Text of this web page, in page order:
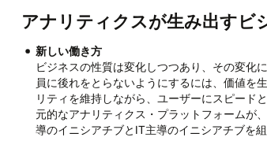
アナリティクスが生み出すビ
新しい働き方
ビジネスの性質は変化しつつあり、その変化
員に後れをとらないようにするには、価値を
リティを維持しながら、ユーザーにスピード
元的なアナリティクス・プラットフォームが
導のイニシアチブとIT主導のイニシアチブを